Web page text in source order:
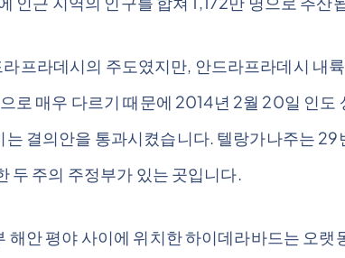
프라데시의 주도였지만, 안드라프라데시 내
로 매우 다르기 때문에 2014년 2월 20일 인
는 결의안을 통과시켰습니다. 텔랑가나주는
두 주의 주정부가 있는 곳입니다.
해안 평야 사이에 위치한 하이데라바드는 오랫